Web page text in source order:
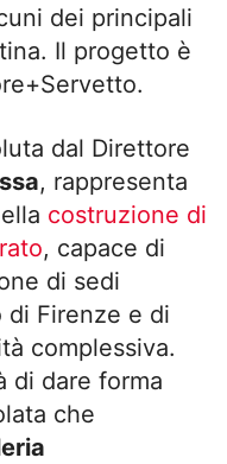
dei principali
Il progetto è
dal Direttore
, rappresenta
costruzione di
, capace di
di sedi
di Firenze e di
complessiva.
di dare forma
che